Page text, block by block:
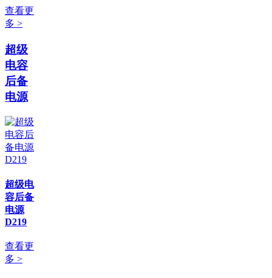
查看更
多 >
超级
电容
后备
电源
超级电
容后备
电源
D219
查看更
多 >